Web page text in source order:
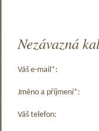
Nezávazná
Váš e-mail*:
Jméno a příjmení*:
Váš telefon: